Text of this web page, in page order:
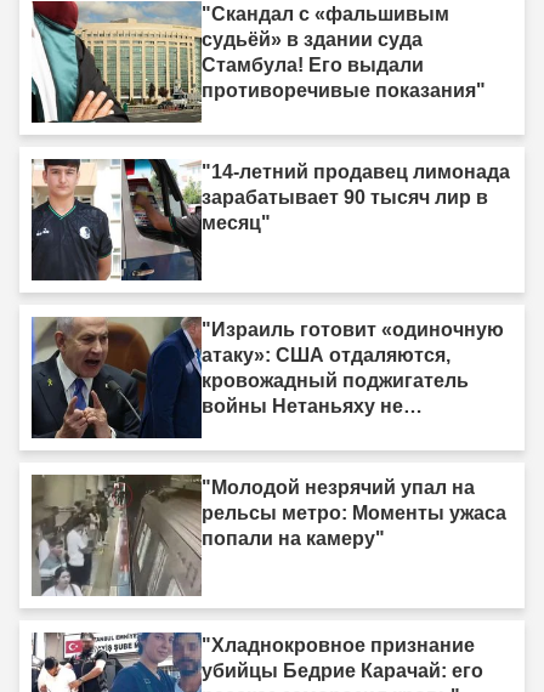
"Скандал с «фальшивым
судьёй» в здании суда
Стамбула! Его выдали
противоречивые показания"
"14-летний продавец лимонада
зарабатывает 90 тысяч лир в
месяц"
"Израиль готовит «одиночную
атаку»: США отдаляются,
кровожадный поджигатель
войны Нетаньяху не
"Молодой незрячий упал на
рельсы метро: Моменты ужаса
попали на камеру"
"Хладнокровное признание
убийцы Бедрие Карачай: его